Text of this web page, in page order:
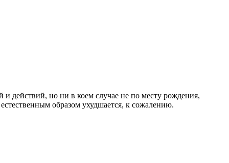
действий, но ни в коем случае не по месту рождения,
образом ухудшается, к сожалению.